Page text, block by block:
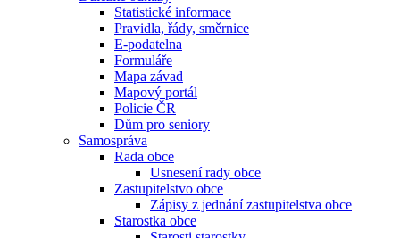
Statistické informace
Pravidla, řády, směrnice
E-podatelna
Formuláře
Mapa závad
Mapový portál
Policie ČR
Dům pro seniory
Samospráva
Rada obce
Usnesení rady obce
Zastupitelstvo obce
Zápisy z jednání zastupitelstva obce
Starostka obce